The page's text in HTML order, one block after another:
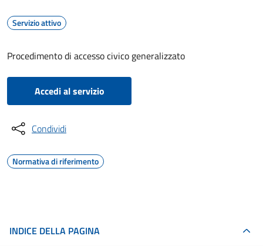
Servizio attivo
Procedimento di accesso civico generalizzato
Accedi al servizio
Condividi
Normativa di riferimento
INDICE DELLA PAGINA